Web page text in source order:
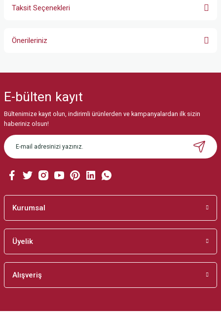
Taksit Seçenekleri
Önerileriniz
Görüş ve önerileriniz için teşekkür ederiz.
Ürün resmi kalitesiz, bozuk veya görüntülenemiyor.
Ürün açıklamasında eksik bilgiler bulunuyor.
Ürün bilgilerinde hatalar bulunuyor.
Bu ürüne benzer farklı alternatifler olmalı.
E-bülten kayıt
Bültenimize kayıt olun, indirimli ürünlerden ve kampanyalardan ilk sizin
haberiniz olsun!
Kurumsal
Üyelik
Alışveriş